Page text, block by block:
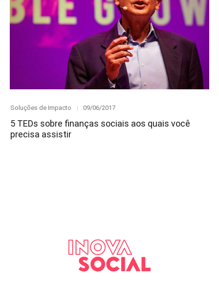
Category
Soluções de Impacto
Posted
09/06/2017
5 TEDs sobre finanças sociais aos quais você
precisa assistir